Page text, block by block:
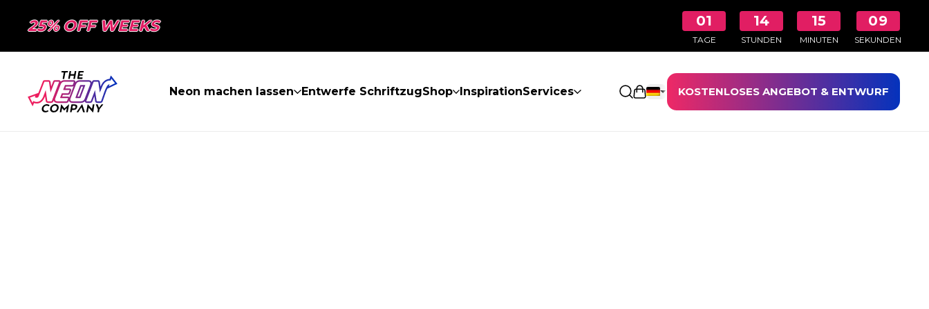
25% OFF WEEKS 01
TAGE
14
STUNDEN
15
MINUTEN
09
SEKUNDEN
Neon machen lassen Entwerfe SchriftzugShop InspirationServices Einkaufswagen öffnen
KOSTENLOSES ANGEBOT & ENTWURF